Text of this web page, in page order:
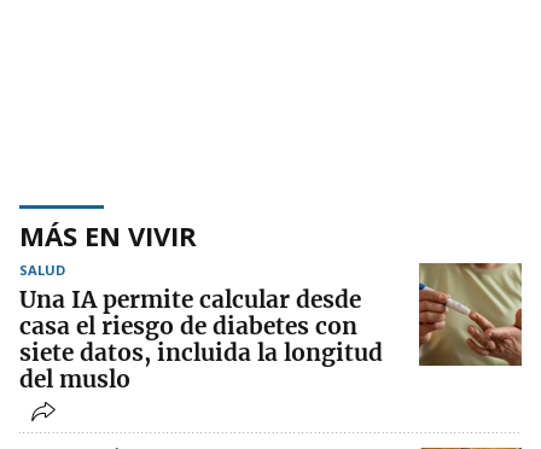
MÁS EN VIVIR
SALUD
Una IA permite calcular desde
casa el riesgo de diabetes con
siete datos, incluida la longitud
del muslo